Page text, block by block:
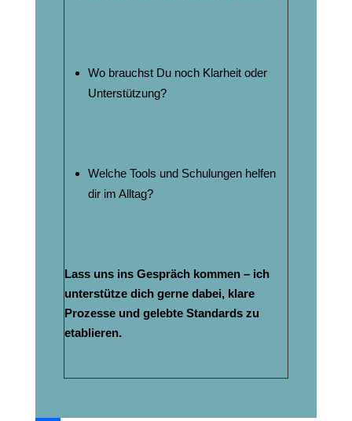
Wo brauchst Du noch Klarheit oder
Unterstützung?
Welche Tools und Schulungen helfen
dir im Alltag?
Lass uns ins Gespräch kommen – ich
unterstütze dich gerne dabei, klare
Prozesse und gelebte Standards zu
etablieren.